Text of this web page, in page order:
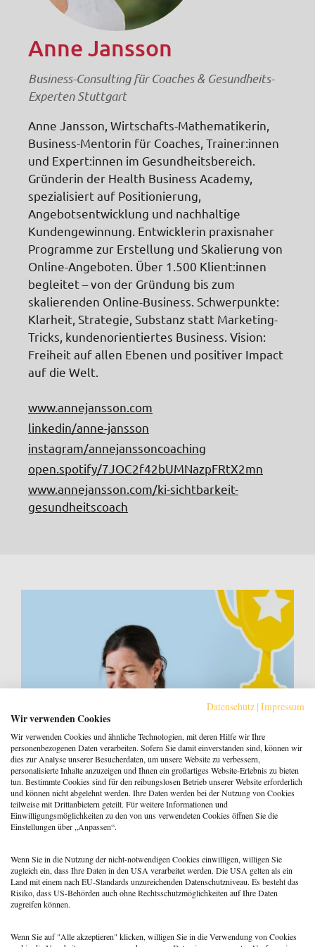
Anne Jansson
Business-Consulting für Coaches & Gesundheits-
Experten Stuttgart
Anne Jansson, Wirtschafts-Mathematikerin,
Business-Mentorin für Coaches, Trainer:innen
und Expert:innen im Gesundheitsbereich.
Gründerin der Health Business Academy,
spezialisiert auf Positionierung,
Angebotsentwicklung und nachhaltige
Kundengewinnung. Entwicklerin praxisnaher
Programme zur Erstellung und Skalierung von
Online-Angeboten. Über 1.500 Klient:innen
begleitet – von der Gründung bis zum
skalierenden Online-Business. Schwerpunkte:
Klarheit, Strategie, Substanz statt Marketing-
Tricks, kundenorientiertes Business. Vision:
Freiheit auf allen Ebenen und positiver Impact
auf die Welt.
www.annejansson.com
linkedin/anne-jansson
instagram/annejanssoncoaching
open.spotify/7JOC2f42bUMNazpFRtX2mn
www.annejansson.com/ki-sichtbarkeit-
gesundheitscoach
Klarheit gewinnt: Gebucht werden als
Coach:in im KI-Zeitalter
Datenschutz | Impressum
Wir verwenden Cookies
Wir verwenden Cookies und ähnliche Technologien, mit deren Hilfe wir Ihre
personenbezogenen Daten verarbeiten. Sofern Sie damit einverstanden sind, können wir
dies zur Analyse unserer Besucherdaten, um unsere Website zu verbessern,
personalisierte Inhalte anzuzeigen und Ihnen ein großartiges Website-Erlebnis zu bieten
tun. Bestimmte Cookies sind für den reibungslosen Betrieb unserer Website erforderlich
und können nicht abgelehnt werden. Ihre Daten werden bei der Nutzung von Cookies
teilweise mit Drittanbietern geteilt. Für weitere Informationen und
Einwilligungsmöglichkeiten zu den von uns verwendeten Cookies öffnen Sie die
Einstellungen über „Anpassen“.
Wenn Sie in die Nutzung der nicht-notwendigen Cookies einwilligen, willigen Sie
zugleich ein, dass Ihre Daten in den USA verarbeitet werden. Die USA gelten als ein
Land mit einem nach EU-Standards unzureichenden Datenschutzniveau. Es besteht das
Risiko, dass US-Behörden auch ohne Rechtsschutzmöglichkeiten auf Ihre Daten
zugreifen können.
Wenn Sie auf "Alle akzeptieren" klicken, willigen Sie in die Verwendung von Cookies